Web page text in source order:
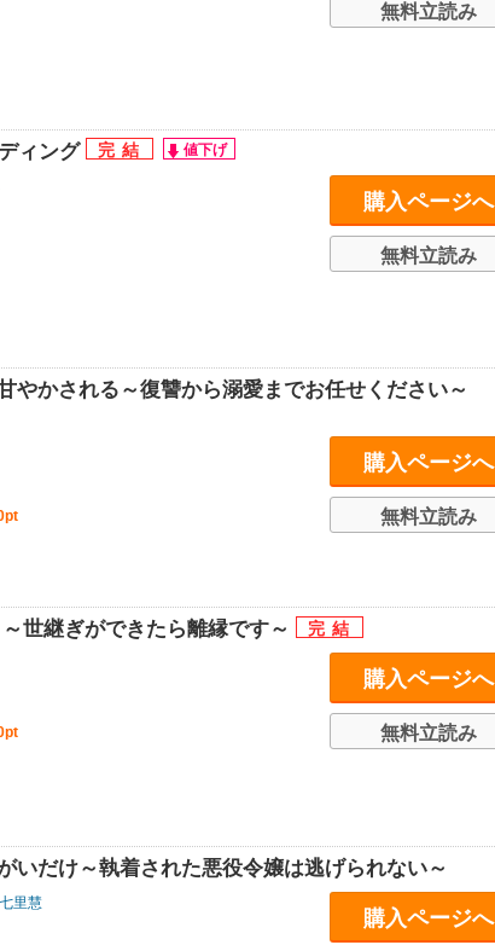
無料立読み
ィング
購入ページへ
無料立読み
やかされる～復讐から溺愛までお任せください～
購入ページへ
無料立読み
世継ぎができたら離縁です～
購入ページへ
無料立読み
いだけ～執着された悪役令嬢は逃げられない～
七里慧
購入ページへ